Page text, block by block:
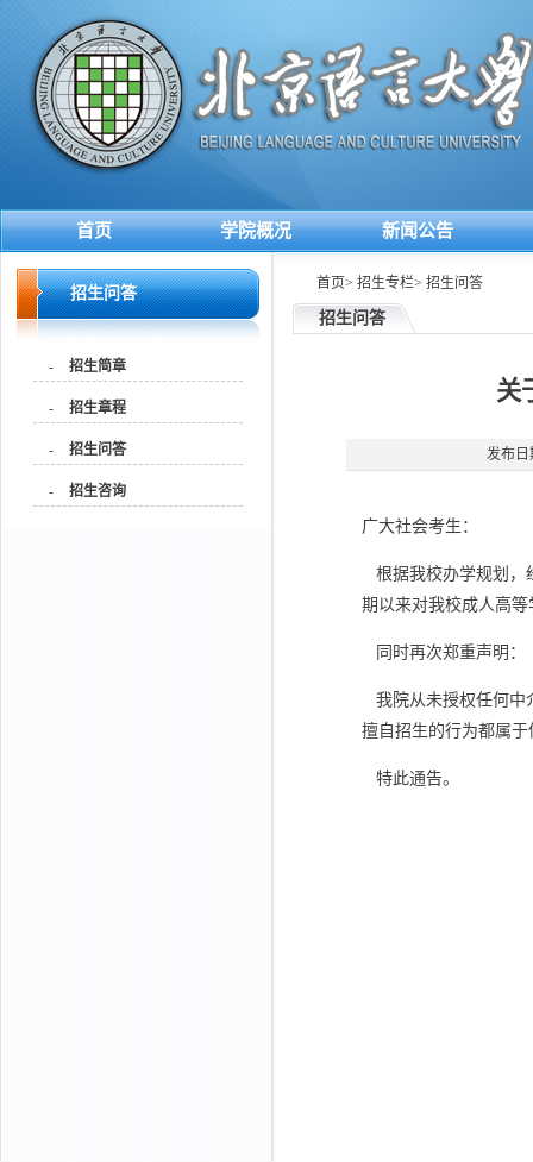
首页 学院概况 新闻公告
招生问答
- 招生简章
- 招生章程
- 招生问答
- 招生咨询
首页> 招生专栏> 招生问答
招生问答
关
发布日
广大社会考生：
根据我校办学规划，
期以来对我校成人高
同时再次郑重声明：
我院从未授权任何中
擅自招生的行为都属
特此通告。